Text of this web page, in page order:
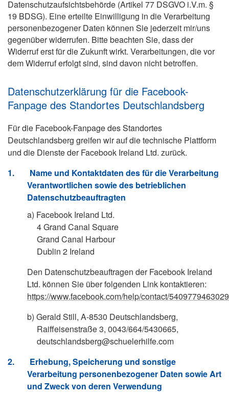
Datenschutzaufsichtsbehörde (Artikel 77 DSGVO i.V.m. §
19 BDSG). Eine erteilte Einwilligung in die Verarbeitung
personenbezogener Daten können Sie jederzeit mir/uns
gegenüber widerrufen. Bitte beachten Sie, dass der
Widerruf erst für die Zukunft wirkt. Verarbeitungen, die vor
dem Widerruf erfolgt sind, sind davon nicht betroffen.
Datenschutzerklärung für die Facebook-
Fanpage des Standortes Deutschlandsberg
Für die Facebook-Fanpage des Standortes
Deutschlandsberg greifen wir auf die technische Plattform
und die Dienste der Facebook Ireland Ltd. zurück.
1.
Name und Kontaktdaten des für die Verarbeitung
Verantwortlichen sowie des betrieblichen
Datenschutzbeauftragten
a) Facebook Ireland Ltd.
4 Grand Canal Square
Grand Canal Harbour
Dublin 2 Ireland
Den Datenschutzbeauftragen der Facebook Ireland
Ltd. können Sie über folgenden Link kontaktieren:
https://www.facebook.com/help/contact/
b) Gerald Still, A-8530 Deutschlandsberg,
Raiffeisenstraße 3, 0043/664/5430665,
deutschlandsberg@schuelerhilfe.com
2.
Erhebung, Speicherung und sonstige
Verarbeitung personenbezogener Daten sowie Art
und Zweck von deren Verwendung